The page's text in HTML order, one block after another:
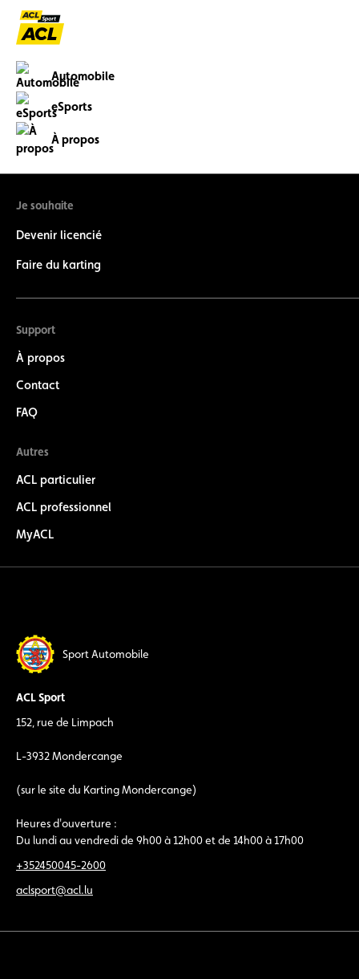
Automobile
eSports
À propos
Je souhaite
Devenir licencié
Faire du karting
Support
À propos
Contact
FAQ
Autres
ACL particulier
ACL professionnel
MyACL
Sport Automobile
ACL Sport
152, rue de Limpach
L-3932 Mondercange
(sur le site du Karting Mondercange)
Heures d'ouverture :
Du lundi au vendredi de 9h00 à 12h00 et de 14h00 à 17h00
+352450045-2600
aclsport@acl.lu